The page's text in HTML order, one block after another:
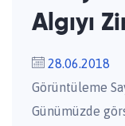
Algıyı
28.06.2018
Görüntüleme
Günümüzde